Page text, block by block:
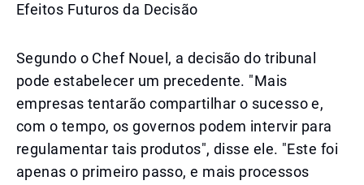
Efeitos Futuros da Decisão
Segundo o Chef Nouel, a decisão do tribunal
pode estabelecer um precedente. "Mais
empresas tentarão compartilhar o sucesso e,
com o tempo, os governos podem intervir para
regulamentar tais produtos", disse ele. "Este foi
apenas o primeiro passo, e mais processos